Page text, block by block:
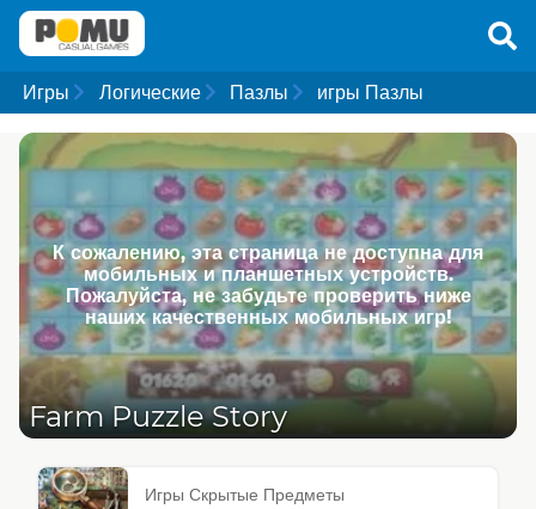
Игры Логические Пазлы игры Пазлы
К сожалению, эта страница не доступна для
мобильных и планшетных устройств.
Пожалуйста, не забудьте проверить ниже
наших качественных мобильных игр!
Farm Puzzle Story
Игры Скрытые Предметы